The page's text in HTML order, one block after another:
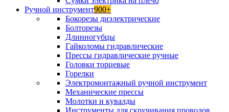
Ручной инструмент900+
Бокорезы диэлектрические
Болторезы
Длинногубцы
Гайколомы гидравлические
Прессы гидравлические ручные
Головки торцевые
Горелки
Электромонтажный ручной инструмент
Механические прессы
Молотки и кувалды
Инструменты для скручивания проводов